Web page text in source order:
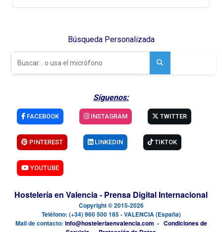
Búsqueda Personalizada
Síguenos:
FACEBOOK INSTAGRAM TWITTER
PINTEREST LINKEDIN TIKTOK
YOUTUBE
Hostelería en Valencia - Prensa Digital Internacional
Copyright © 2015-2026
Teléfono: (+34) 960 500 185 - VALENCIA (España)
Mail de contacto: info@hosteleriaenvalencia.com - Condiciones de